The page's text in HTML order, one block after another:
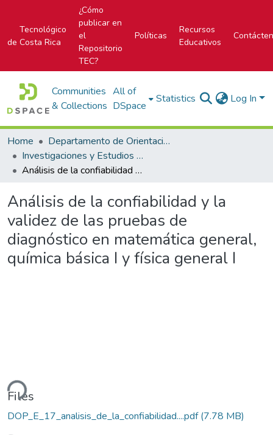
Tecnológico
de Costa Rica
¿Cómo
publicar en
el
Repositorio
TEC?
Políticas
Recursos
Educativos
Communities
& Collections
All of
DSpace
Statistics Log In
Home
Departamento de Orientación y Psicología
Investigaciones y Estudios del DOP
Análisis de la confiabilidad y la validez de las pruebas de diagnóstico en matemática general, quí­mica básica I y fí­sica general I
Análisis de la confiabilidad y la
validez de las pruebas de
diagnóstico en matemática general,
quí­mica básica I y fí­sica general I
Files
DOP_E_17_analisis_de_la_confiabilidad....pdf(7.78 MB)